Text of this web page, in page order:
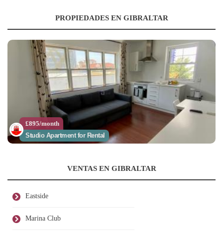
PROPIEDADES EN GIBRALTAR
£895/month
Studio Apartment for Rental
VENTAS EN GIBRALTAR
Eastside
Marina Club